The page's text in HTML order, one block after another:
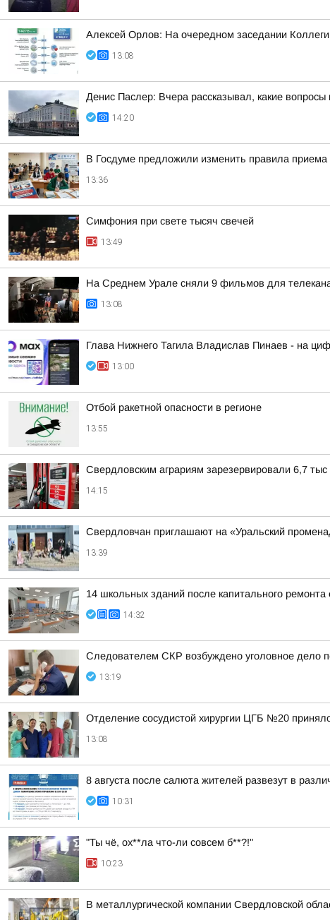
Алексей Орлов: На очередном заседании
13:08
Денис Паслер: Вчера рассказывал, какие
14:20
В Госдуме предложили изменить правила приема
13:36
Симфония при свете тысяч свечей
13:49
На Среднем Урале сняли 9 фильмов для
13:08
Глава Нижнего Тагила Владислав Пинаев - на
13:00
Отбой ракетной опасности в регионе
13:55
Свердловским аграриям зарезервировали 6,7 тыс
14:15
Свердловчан приглашают на «Уральский
13:39
14 школьных зданий после капитального
14:32
Следователем СКР возбуждено уголовное дело
13:19
Отделение сосудистой хирургии ЦГБ №20
13:08
8 августа после салюта жителей развезут в
10:31
"Ты чё, ох**ла что-ли совсем б**?!"
10:23
В металлургической компании Свердловской